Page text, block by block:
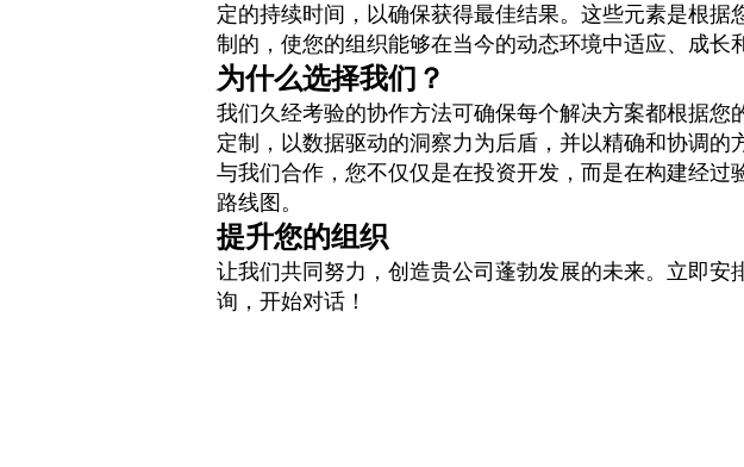
定的持续时间，以确保获得最佳结果。这些元素是根据
制的，使您的组织能够在当今的动态环境中适应、成长
为什么选择我们？
我们久经考验的协作方法可确保每个解决方案都根据您
定制，以数据驱动的洞察力为后盾，并以精确和协调的
与我们合作，您不仅仅是在投资开发，而是在构建经过
路线图。
提升您的组织
让我们共同努力，创造贵公司蓬勃发展的未来。 立即安
询， 开始对话！